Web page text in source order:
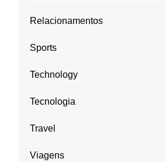
Relacionamentos
Sports
Technology
Tecnologia
Travel
Viagens